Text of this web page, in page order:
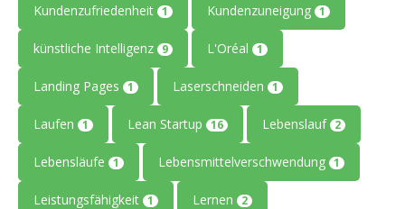
Kundenzufriedenheit 1 Kundenzuneigung 1
künstliche Intelligenz 9 L'Oréal 1
Landing Pages 1 Laserschneiden 1
Laufen 1 Lean Startup 16 Lebenslauf 2
Lebensläufe 1 Lebensmittelverschwendung 1
Leistungsfähigkeit 1 Lernen 2